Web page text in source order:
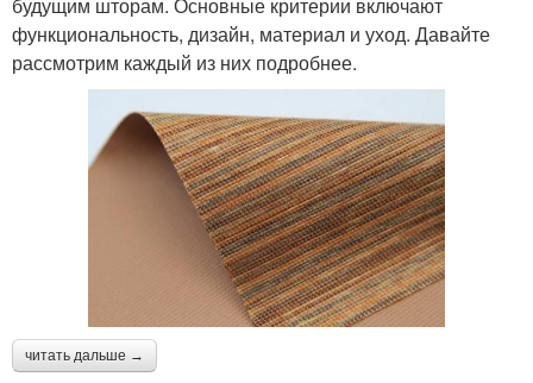
будущим шторам. Основные критерии включают
функциональность, дизайн, материал и уход. Давайте
рассмотрим каждый из них подробнее.
читать дальше →